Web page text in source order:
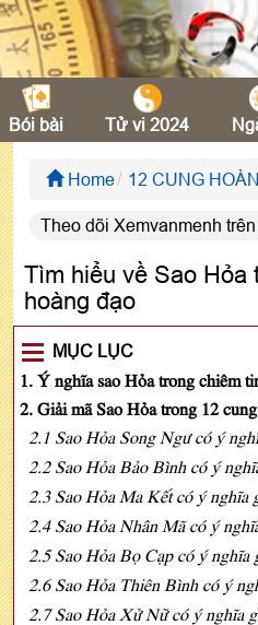
Bói bài Tử vi 2024
Home 12 CUNG
Theo dõi Xemvanmenh trên
Tìm hiểu về Sao Hỏa
hoàng đạo
MỤC LỤC
1. Ý nghĩa sao Hỏa trong chiêm
2. Giải mã Sao Hỏa trong 12
2.1 Sao Hỏa Song Ngư có ý
2.2 Sao Hỏa Bảo Bình có ý
2.3 Sao Hỏa Ma Kết có ý nghĩa
2.4 Sao Hỏa Nhân Mã có ý
2.5 Sao Hỏa Bọ Cạp có ý nghĩa
2.6 Sao Hỏa Thiên Bình có ý
2.7 Sao Hỏa Xử Nữ có ý nghĩa